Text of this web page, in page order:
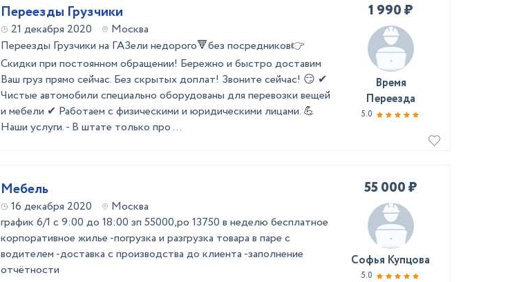
Переезды Грузчики
21 декабря 2020
Москва
Переезды Грузчики на ГАЗели недорого🔻без посредников👉
Скидки при постоянном обращении! Бережно и быстро доставим
Ваш груз прямо сейчас. Без скрытых доплат! Звоните сейчас! 😏 ✔
Чистые автомобили специально оборудованы для перевозки вещей
и мебели ✔ Работаем с физическими и юридическими лицами. 💪
Наши услуги. - В штате только про ...
1 990 ₽
Время
Переезда
5.0
Мебель
16 декабря 2020
Москва
график 6/1 с 9:00 до 18:00 зп 55000,ро 13750 в неделю бесплатное
корпоративное жилье -погрузка и разгрузка товара в паре с
водителем -доставка с производства до клиента -заполнение
отчётности
55 000 ₽
Софья Купцова
5.0